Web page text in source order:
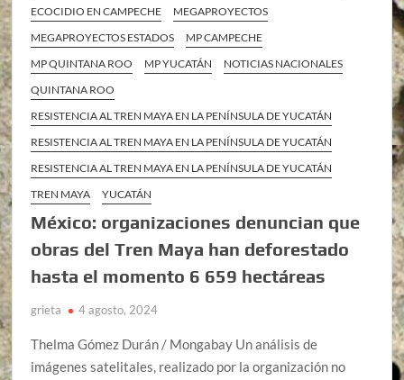
ECOCIDIO EN CAMPECHE
MEGAPROYECTOS
MEGAPROYECTOS ESTADOS
MP CAMPECHE
MP QUINTANA ROO
MP YUCATÁN
NOTICIAS NACIONALES
QUINTANA ROO
RESISTENCIA AL TREN MAYA EN LA PENÍNSULA DE YUCATÁN
RESISTENCIA AL TREN MAYA EN LA PENÍNSULA DE YUCATÁN
RESISTENCIA AL TREN MAYA EN LA PENÍNSULA DE YUCATÁN
TREN MAYA
YUCATÁN
México: organizaciones denuncian que
obras del Tren Maya han deforestado
hasta el momento 6 659 hectáreas
grieta 4 agosto, 2024
Thelma Gómez Durán / Mongabay Un análisis de
imágenes satelitales, realizado por la organización no